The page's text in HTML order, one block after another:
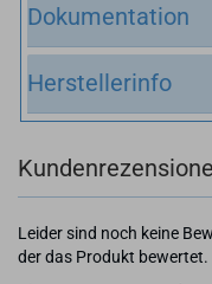
Dokumentation
Herstellerinfo
Leider sind noch keine
der das Produkt bewertet.